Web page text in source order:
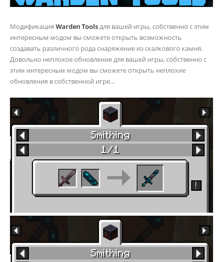
Модификация Warden Toolsдля вашей игры, собственно с этим
интересным модом вы сможете открыть возможность
создавать различного рода снаряжение из скалкового камня.
Довольно неплохое обновление для вашей игры, собственно с
этим интересным модом вы сможете открыть неплохие
обновления в собственной игре...